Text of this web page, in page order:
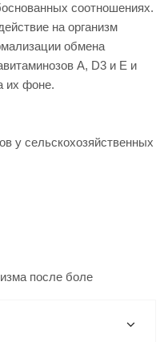
соотношениях.
на организм
обмена
A, D3 и Е и
их фоне.
у сельскохозяйственных
после боле